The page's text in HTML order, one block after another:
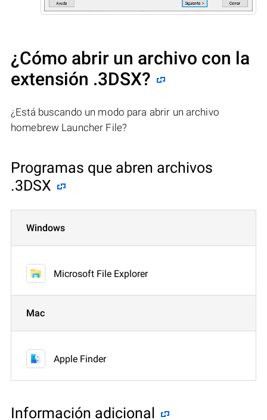
¿Cómo abrir un archivo con la
extensión .3DSX?
¿Está buscando un modo para abrir un archivo
homebrew Launcher File?
Programas que abren archivos
.3DSX
Windows
Microsoft File Explorer
Mac
Apple Finder
Información adicional